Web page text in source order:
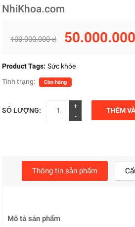
NhiKhoa.com
100.000.000 đ
Product Tags: Sức khỏe
Tình trạng:
Còn hàng
SỐ LƯỢNG:
+
-
THÊM
Thông tin sản phẩm
Mô tả sản phẩm